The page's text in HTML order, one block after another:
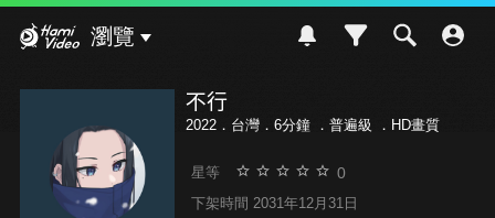
瀏覽
不行
2022．台灣．6分鐘 ． 普遍級 ．HD畫質
星等 0
下架時間 2031年12月31日